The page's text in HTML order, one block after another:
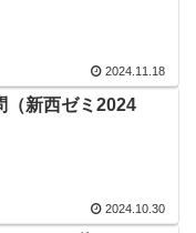
2024.11.18
（新西ゼミ2024
2024.10.30